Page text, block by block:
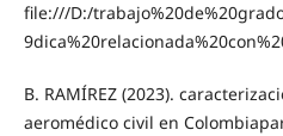
file:///D:/
B. RAMÍREZ (2023).
aeromédico civil en